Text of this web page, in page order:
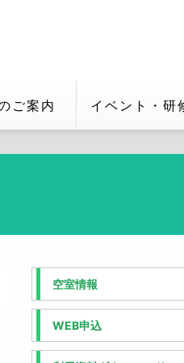
ご案内 イベント・研
空室情報
WEB申込